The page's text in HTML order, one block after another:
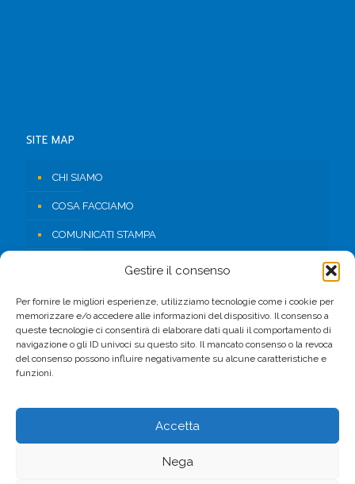
Gestire il consenso
Per fornire le migliori esperienze, utilizziamo tecnologie come i cookie per
memorizzare e/o accedere alle informazioni del dispositivo. Il consenso a
queste tecnologie ci consentirà di elaborare dati quali il comportamento di
navigazione o gli ID univoci su questo sito. Il mancato consenso o la revoca
del consenso possono influire negativamente su alcune caratteristiche e
funzioni.
Accetta
Nega
SITE MAP
CHI SIAMO
COSA FACCIAMO
COMUNICATI STAMPA
AREA RISERVATA
FACEBOOK